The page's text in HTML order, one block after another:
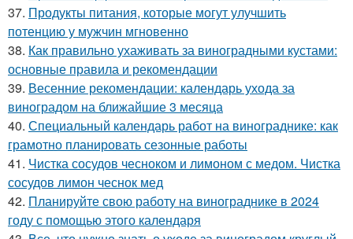
37. Продукты питания, которые могут улучшить
потенцию у мужчин мгновенно
38. Как правильно ухаживать за виноградными кустами:
основные правила и рекомендации
39. Весенние рекомендации: календарь ухода за
виноградом на ближайшие 3 месяца
40. Специальный календарь работ на винограднике: как
грамотно планировать сезонные работы
41. Чистка сосудов чесноком и лимоном с медом. Чистка
сосудов лимон чеснок мед
42. Планируйте свою работу на винограднике в 2024
году с помощью этого календаря